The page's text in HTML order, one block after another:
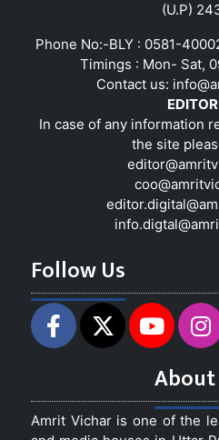
(U.P)
Phone No:-BLY : 0581-
Timings : Mon- Sat,
Contact us:
In case of any information
the site
Follow Us
About
Amrit Vichar is one of the